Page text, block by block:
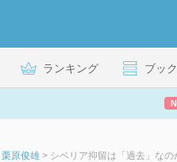
ランキング ブッ
栗原俊雄 > シベリア抑留は「過去」なの